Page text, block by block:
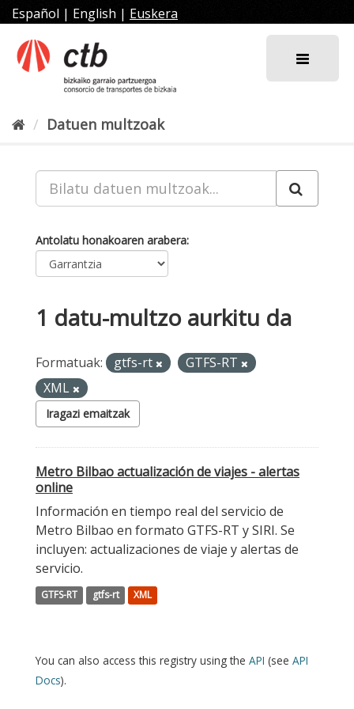
Joan
edukira
Español | English | Euskera
Datuen multzoak
Antolatu honakoaren arabera
1 datu-multzo aurkitu da
Formatuak: gtfs-rt
GTFS-RT
XML
Iragazi emaitzak
Metro Bilbao actualización de viajes - alertas
online
Información en tiempo real del servicio de
Metro Bilbao en formato GTFS-RT y SIRI. Se
incluyen: actualizaciones de viaje y alertas de
servicio.
GTFS-RT gtfs-rt XML
You can also access this registry using the API (see API
Docs).